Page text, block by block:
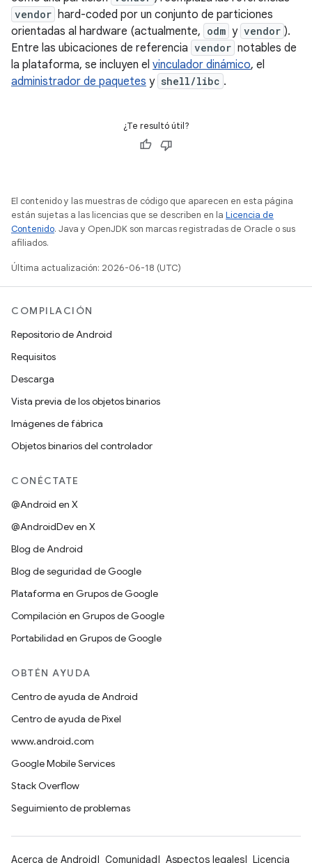
vendor hard-coded por un conjunto de particiones
orientadas al hardware (actualmente, odm y vendor ).
Entre las ubicaciones de referencia vendor notables de
la plataforma, se incluyen el vinculador dinámico, el
administrador de paquetes y shell/libc .
¿Te resultó útil?
El contenido y las muestras de código que aparecen en esta página
están sujetas a las licencias que se describen en la Licencia de
Contenido. Java y OpenJDK son marcas registradas de Oracle o sus
afiliados.
Última actualización: 2026-06-18 (UTC)
COMPILACIÓN
Repositorio de Android
Requisitos
Descarga
Vista previa de los objetos binarios
Imágenes de fábrica
Objetos binarios del controlador
CONÉCTATE
@Android en X
@AndroidDev en X
Blog de Android
Blog de seguridad de Google
Plataforma en Grupos de Google
Compilación en Grupos de Google
Portabilidad en Grupos de Google
OBTÉN AYUDA
Centro de ayuda de Android
Centro de ayuda de Pixel
www.android.com
Google Mobile Services
Stack Overflow
Seguimiento de problemas
Acerca de Android Comunidad Aspectos legales Licencia